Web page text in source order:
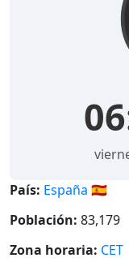
País: España 🇪🇸
Población: 83,179
Zona horaria: CET